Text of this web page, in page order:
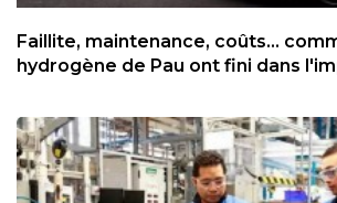
Faillite, maintenance, coûts...
hydrogène de Pau ont fini dans